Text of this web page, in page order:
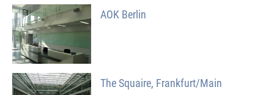
AOK Berlin
The Squaire, Frankfurt/Main